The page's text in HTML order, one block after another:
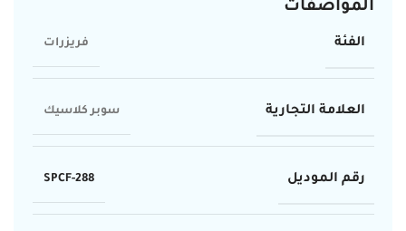
المواصفات
الفئة فريزرات
العلامة التجارية سوبر كلاسيك
رقم الموديل SPCF-288